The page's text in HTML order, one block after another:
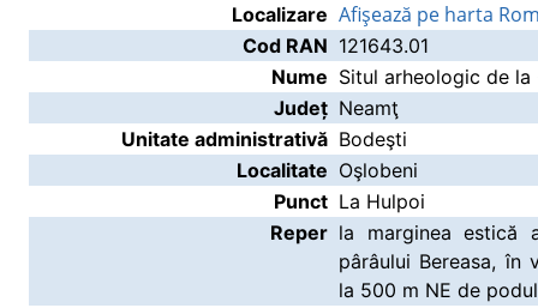
Localizare Afişează pe harta
Cod RAN 121643.01
Nume Situl arheologic de
Județ Neamţ
Unitate administrativă Bodeşti
Localitate Oşlobeni
Punct La Hulpoi
Reper la marginea estică
pârâului Bereasa, în
la 500 m NE de